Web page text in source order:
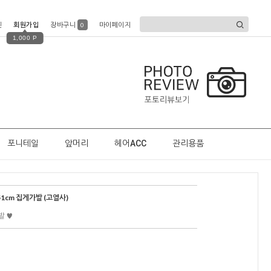
회원가입
1,000 P
장바구니 0 마이페이지
포니테일 앞머리 헤어ACC 관리용품
집게가발 (고열사)
♥